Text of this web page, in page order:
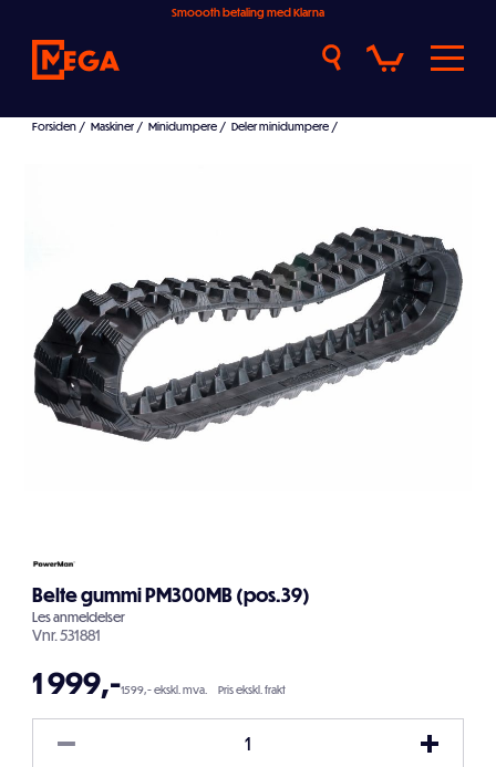
Smoooth betaling med Klarna
Forsiden / Maskiner / Minidumpere / Deler minidumpere /
Belte gummi PM300MB (pos.39)
Lesanmeldelser
Vnr.531881
1 999,-1599,- ekskl. mva. Pris ekskl. frakt